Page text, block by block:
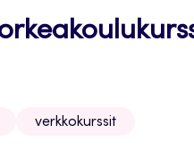
verkkokurssit